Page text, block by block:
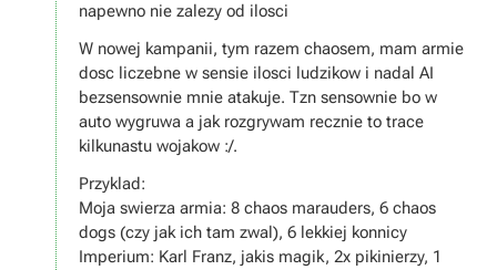
napewno nie zalezy od ilosci
W nowej kampanii, tym razem chaosem, mam armie
dosc liczebne w sensie ilosci ludzikow i nadal AI
bezsensownie mnie atakuje. Tzn sensownie bo w
auto wygruwa a jak rozgrywam recznie to trace
kilkunastu wojakow :/.
Przyklad:
Moja swierza armia: 8 chaos marauders, 6 chaos
dogs (czy jak ich tam zwal), 6 lekkiej konnicy
Imperium: Karl Franz, jakis magik, 2x pikinierzy, 1